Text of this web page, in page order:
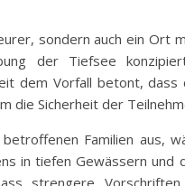
sondern auch ein Ort
der Tiefsee
dem Vorfall betont,
die Sicherheit der
Familien aus,
in tiefen Gewässern
strengere